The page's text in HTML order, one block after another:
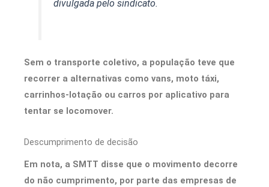
divulgada pelo sindicato.
Sem o transporte coletivo, a população teve que
recorrer a alternativas como vans, moto táxi,
carrinhos-lotação ou carros por aplicativo para
tentar se locomover.
Descumprimento de decisão
Em nota, a SMTT disse que o movimento decorre
do não cumprimento, por parte das empresas de